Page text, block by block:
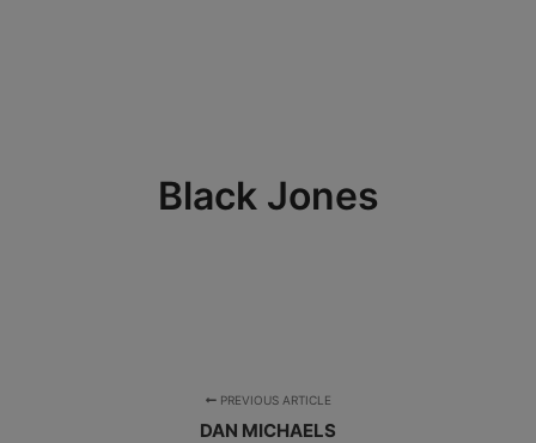
Black Jones
PREVIOUS ARTICLE
DAN MICHAELS